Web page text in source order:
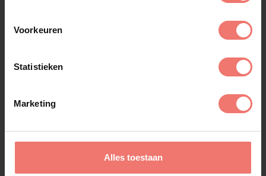
Voorkeuren
Statistieken
Marketing
Alles toestaan
Is Jari Hellegers een bekende artiest?